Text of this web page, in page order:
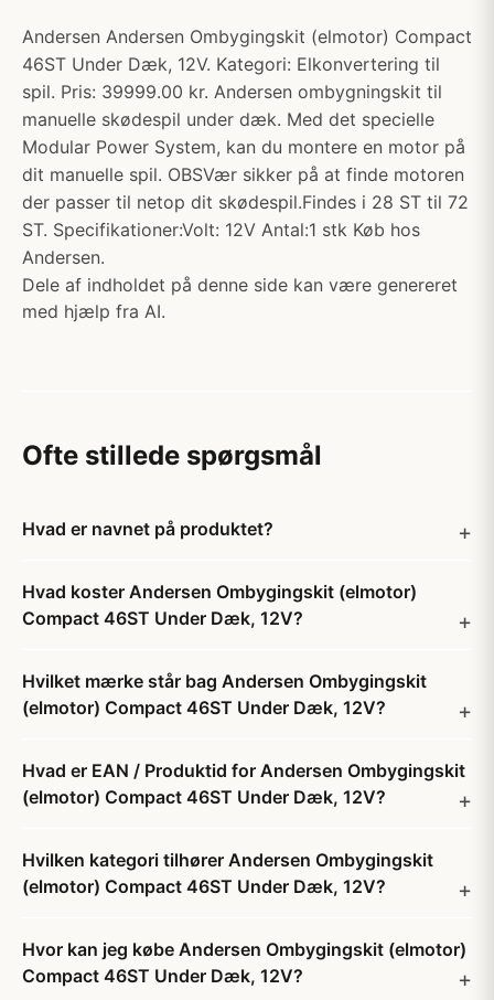
Andersen Andersen Ombygingskit (elmotor) Compact
46ST Under Dæk, 12V. Kategori: Elkonvertering til
spil. Pris: 39999.00 kr. Andersen ombygningskit til
manuelle skødespil under dæk. Med det specielle
Modular Power System, kan du montere en motor på
dit manuelle spil. OBSVær sikker på at finde motoren
der passer til netop dit skødespil.Findes i 28 ST til 72
ST. Specifikationer:Volt: 12V Antal:1 stk Køb hos
Andersen.
Dele af indholdet på denne side kan være genereret
med hjælp fra AI.
Ofte stillede spørgsmål
Hvad er navnet på produktet?
Hvad koster Andersen Ombygingskit (elmotor)
Compact 46ST Under Dæk, 12V?
Hvilket mærke står bag Andersen Ombygingskit
(elmotor) Compact 46ST Under Dæk, 12V?
Hvad er EAN / Produktid for Andersen Ombygingskit
(elmotor) Compact 46ST Under Dæk, 12V?
Hvilken kategori tilhører Andersen Ombygingskit
(elmotor) Compact 46ST Under Dæk, 12V?
Hvor kan jeg købe Andersen Ombygingskit (elmotor)
Compact 46ST Under Dæk, 12V?